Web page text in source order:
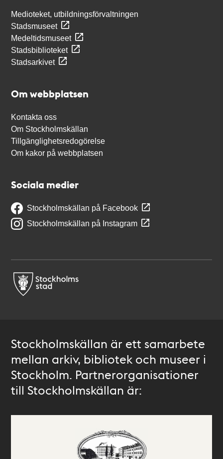
Medioteket, utbildningsförvaltningen
Stadsmuseet
Medeltidsmuseet
Stadsbiblioteket
Stadsarkivet
Om webbplatsen
Kontakta oss
Om Stockholmskällan
Tillgänglighetsredogörelse
Om kakor på webbplatsen
Sociala medier
Stockholmskällan på Facebook
Stockholmskällan på Instagram
Stockholmskällan är ett samarbete
mellan arkiv, bibliotek och museer i
Stockholm. Partnerorganisationer
till Stockholmskällan är: